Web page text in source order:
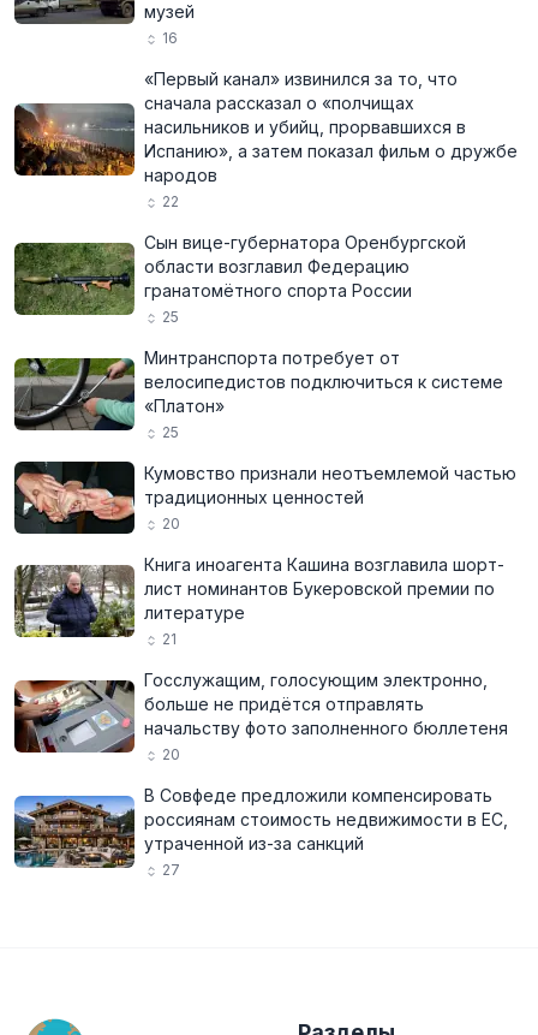
музей
16
«Первый канал» извинился за то, что
сначала рассказал о «полчищах
насильников и убийц, прорвавшихся в
Испанию», а затем показал фильм о дружбе
народов
22
Сын вице-губернатора Оренбургской
области возглавил Федерацию
гранатомётного спорта России
25
Минтранспорта потребует от
велосипедистов подключиться к системе
«Платон»
25
Кумовство признали неотъемлемой частью
традиционных ценностей
20
Книга иноагента Кашина возглавила шорт-
лист номинантов Букеровской премии по
литературе
21
Госслужащим, голосующим электронно,
больше не придётся отправлять
начальству фото заполненного бюллетеня
20
В Совфеде предложили компенсировать
россиянам стоимость недвижимости в ЕС,
утраченной из-за санкций
27